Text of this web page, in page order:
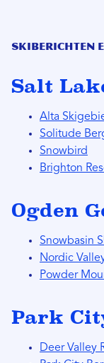
Skiberichten
Salt
Alta
Solitude
Snowbird
Brighton
Ogden
Snowbasin
Nordic
Powder
Park
Deer Valley